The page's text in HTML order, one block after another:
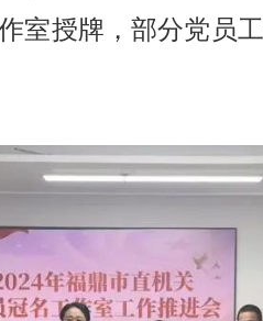
室授牌，部分党员